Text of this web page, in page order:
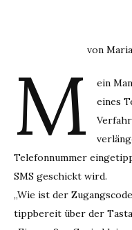
von
M
ein
eines
Telefonnummer
SMS geschickt wird.
„Wie ist der
tippbereit über der